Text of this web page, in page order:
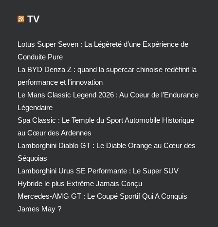
TV
Lotus Super Seven : La Légèreté d’une Expérience de
Conduite Pure
La BYD Denza Z : quand la supercar chinoise redéfinit la
performance et l’innovation
Le Mans Classic Legend 2026 : Au Coeur de l’Endurance
Légendaire
Spa Classic : Le Temple du Sport Automobile Historique
au Cœur des Ardennes
Lamborghini Diablo GT : Le Diable Orange au Cœur des
Séquoias
Lamborghini Urus SE Performante : Le Super SUV
Hybride le plus Extrême Jamais Conçu
Mercedes-AMG GT : Le Coupé Sportif Qui A Conquis
James May ?